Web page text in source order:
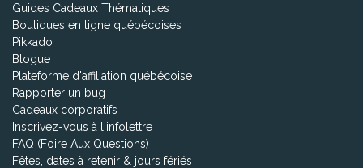
Guides Cadeaux Thématiques
Boutiques en ligne québécoises
Pikkado
Blogue
Plateforme d'affiliation québécoise
Rapporter un bug
Cadeaux corporatifs
Inscrivez-vous à l'infolettre
FAQ (Foire Aux Questions)
Fêtes, dates à retenir & jours fériés